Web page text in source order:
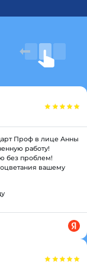
Проф в лице Анны
работу!
без проблем!
вашему